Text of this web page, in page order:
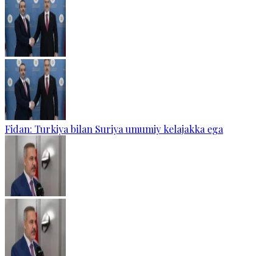
Fidan: Turkiya bilan Suriya umumiy kelajakka ega